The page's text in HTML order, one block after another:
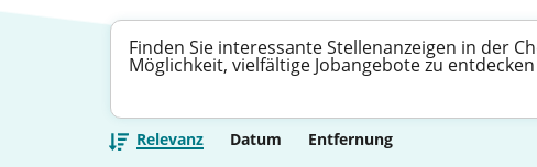
Finden Sie interessante Stellenanzeigen in der
Möglichkeit, vielfältige Jobangebote zu
Relevanz Datum Entfernung